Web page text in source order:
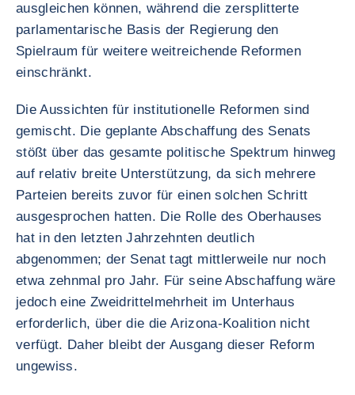
ausgleichen können, während die zersplitterte
parlamentarische Basis der Regierung den
Spielraum für weitere weitreichende Reformen
einschränkt.
Die Aussichten für institutionelle Reformen sind
gemischt. Die geplante Abschaffung des Senats
stößt über das gesamte politische Spektrum hinweg
auf relativ breite Unterstützung, da sich mehrere
Parteien bereits zuvor für einen solchen Schritt
ausgesprochen hatten. Die Rolle des Oberhauses
hat in den letzten Jahrzehnten deutlich
abgenommen; der Senat tagt mittlerweile nur noch
etwa zehnmal pro Jahr. Für seine Abschaffung wäre
jedoch eine Zweidrittelmehrheit im Unterhaus
erforderlich, über die die Arizona-Koalition nicht
verfügt. Daher bleibt der Ausgang dieser Reform
ungewiss.